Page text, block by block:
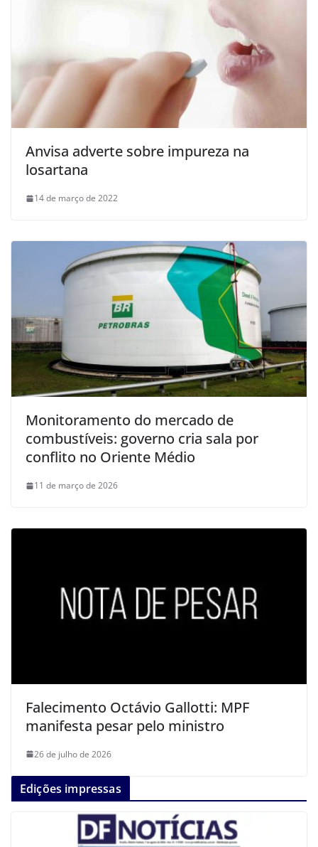
Anvisa adverte sobre impureza na
losartana
14 de março de 2022
Monitoramento do mercado de
combustíveis: governo cria sala por
conflito no Oriente Médio
11 de março de 2026
Falecimento Octávio Gallotti: MPF
manifesta pesar pelo ministro
26 de julho de 2026
Edições impressas